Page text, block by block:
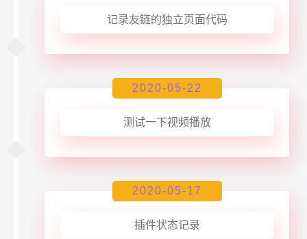
记录友链的独立页面代码
2020-05-22
测试一下视频播放
2020-05-17
插件状态记录